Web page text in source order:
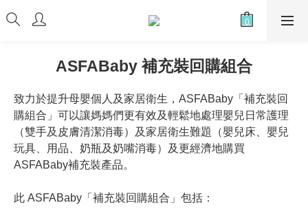
ASFABaby 補充裝回購組合
致力於提升母嬰個人及家居衛生，ASFABaby「補充裝回
購組合」可以讓媽媽們更有效及輕鬆地處理嬰兒日常護理
（雙手及皮膚清潔消毒）及家居衛生難題（嬰兒床、嬰兒
玩具、用品、奶瓶及奶嘴消毒）及更經濟地購買
ASFABaby補充裝產品。
此 ASFABaby「補充裝回購組合」包括：